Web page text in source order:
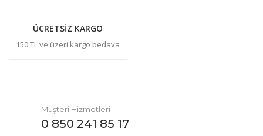
ÜCRETSİZ KARGO
150 TL ve üzeri kargo bedava
Müşteri Hizmetleri
0 850 241 85 17